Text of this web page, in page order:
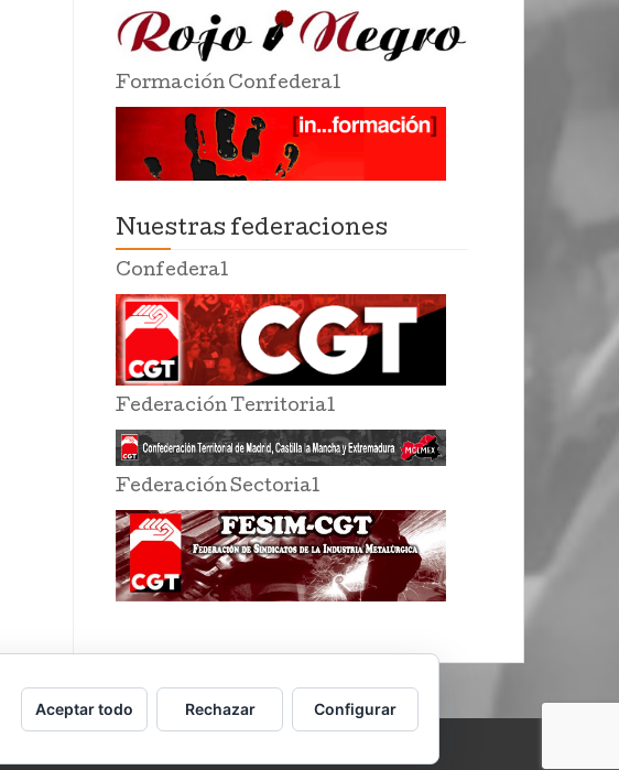
Formación Confederal
Nuestras federaciones
Confederal
Federación Territorial
Federación Sectorial
Aceptar todo Rechazar Configurar